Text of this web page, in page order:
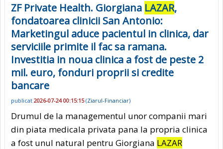
ZF Private Health. Giorgiana LAZAR,
fondatoarea clinicii San Antonio:
Marketingul aduce pacientul in clinica, dar
serviciile primite il fac sa ramana.
Investitia in noua clinica a fost de peste 2
mil. euro, fonduri proprii si credite
bancare
publicat 2026-07-24 00:15:15(Ziarul-Financiar)
Drumul de la managementul unor companii mari
din piata medicala privata pana la propria clinica
a fost unul natural pentru Giorgiana LAZAR